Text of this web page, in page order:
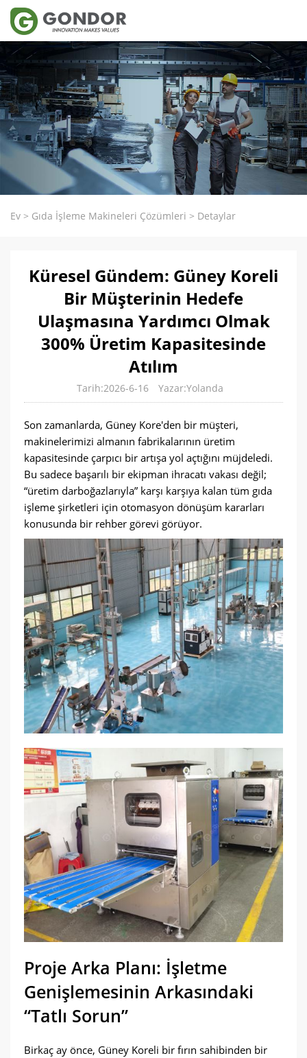
Ev > Gıda İşleme Makineleri Çözümleri > Detaylar
Küresel Gündem: Güney Koreli
Bir Müşterinin Hedefe
Ulaşmasına Yardımcı Olmak
300% Üretim Kapasitesinde
Atılım
Tarih:2026-6-16 Yazar:Yolanda
Son zamanlarda, Güney Kore'den bir müşteri,
makinelerimizi almanın fabrikalarının üretim
kapasitesinde çarpıcı bir artışa yol açtığını müjdeledi.
Bu sadece başarılı bir ekipman ihracatı vakası değil;
“üretim darboğazlarıyla” karşı karşıya kalan tüm gıda
işleme şirketleri için otomasyon dönüşüm kararları
konusunda bir rehber görevi görüyor.
Proje Arka Planı: İşletme
Genişlemesinin Arkasındaki
“Tatlı Sorun”
Birkaç ay önce, Güney Koreli bir fırın sahibinden bir